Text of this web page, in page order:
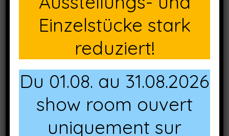
Einzelstücke stark
reduziert!
Du 01.08. au 31.08.2026
show room ouvert
uniquement sur